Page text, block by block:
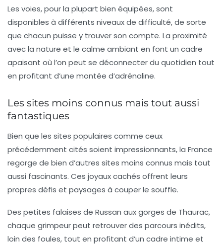
Les voies, pour la plupart bien équipées, sont
disponibles à différents niveaux de difficulté, de sorte
que chacun puisse y trouver son compte. La proximité
avec la nature et le calme ambiant en font un cadre
apaisant où l’on peut se déconnecter du quotidien tout
en profitant d’une montée d’adrénaline.
Les sites moins connus mais tout aussi
fantastiques
Bien que les sites populaires comme ceux
précédemment cités soient impressionnants, la France
regorge de bien d’autres sites moins connus mais tout
aussi fascinants. Ces joyaux cachés offrent leurs
propres défis et paysages à couper le souffle.
Des petites falaises de Russan aux gorges de Thaurac,
chaque grimpeur peut retrouver des parcours inédits,
loin des foules, tout en profitant d’un cadre intime et